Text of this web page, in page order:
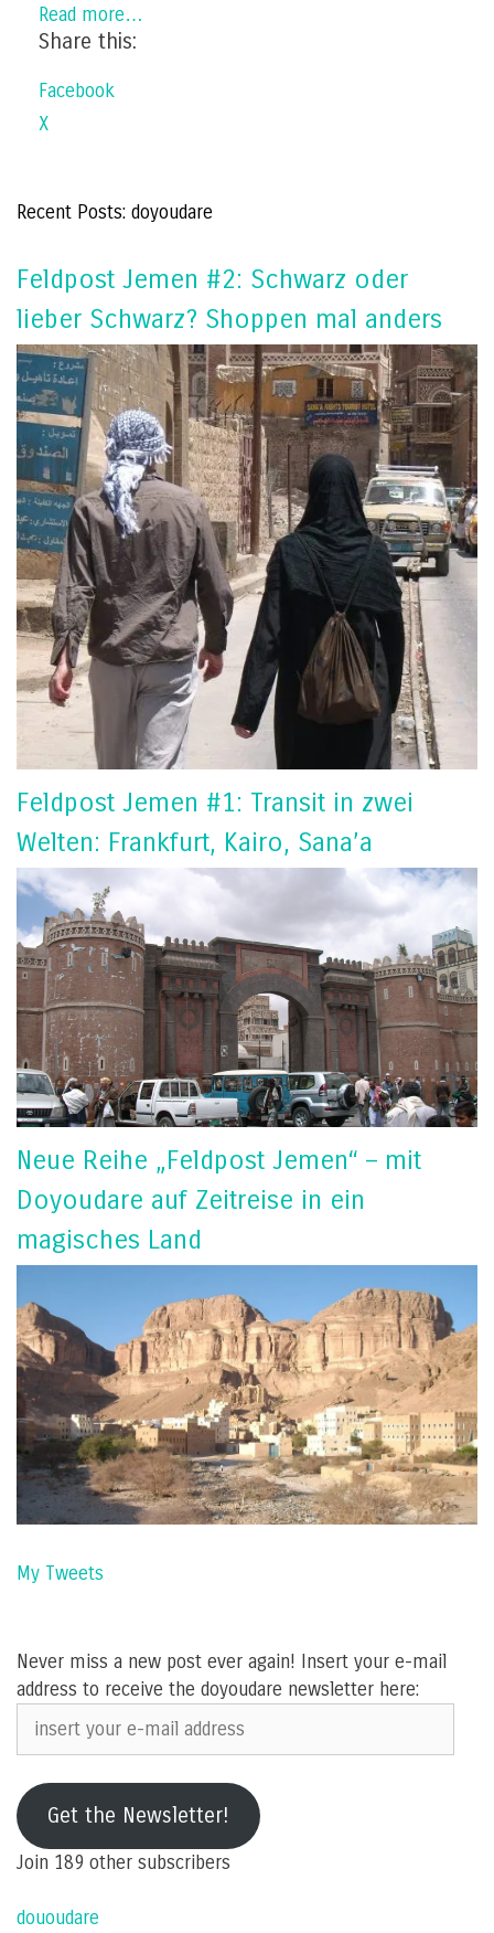
Read more…
Share this:
Facebook
X
Recent Posts: doyoudare
Feldpost Jemen #2: Schwarz oder
lieber Schwarz? Shoppen mal anders
Feldpost Jemen #1: Transit in zwei
Welten: Frankfurt, Kairo, Sana’a
Neue Reihe „Feldpost Jemen“ – mit
Doyoudare auf Zeitreise in ein
magisches Land
My Tweets
Never miss a new post ever again! Insert your e-mail
address to receive the doyoudare newsletter here:
insert
your
mail
addressGet the Newsletter!
Join 189 other subscribers
dououdare